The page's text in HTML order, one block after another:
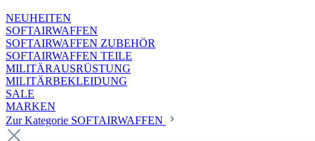
NEUHEITEN
SOFTAIRWAFFEN
SOFTAIRWAFFEN ZUBEHÖR
SOFTAIRWAFFEN TEILE
MILITÄRAUSRÜSTUNG
MILITÄRBEKLEIDUNG
SALE
MARKEN
Zur Kategorie SOFTAIRWAFFEN